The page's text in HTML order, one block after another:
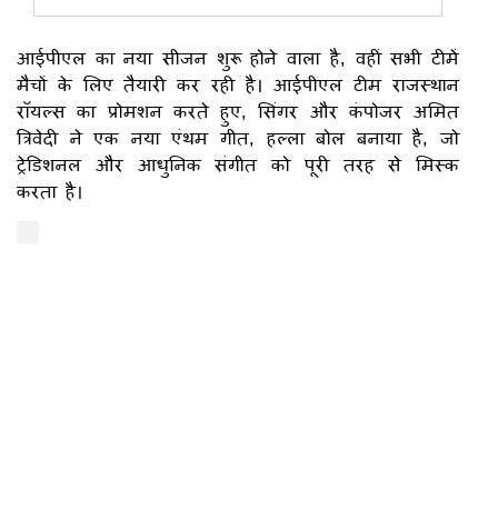
आईपीएल का नया सीजन शुरू होने वाला है, वहीं सभी टीमें
मैचों के लिए तैयारी कर रही है। आईपीएल टीम राजस्थान
रॉयल्स का प्रोमशन करते हुए, सिंगर और कंपोजर अमित
त्रिवेदी ने एक नया एंथम गीत, हल्ला बोल बनाया है, जो
ट्रेडिशनल और आधुनिक संगीत को पूरी तरह से मिस्क
करता है।